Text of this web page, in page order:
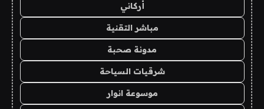
أركاني
مباشر التقنية
مدونة صحبة
شرقيات السياحة
موسوعة انوار